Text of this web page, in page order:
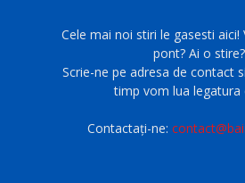
Cele mai noi stiri le gasesti aici!
pont? Ai o stire?
Scrie-ne pe adresa de contact
timp vom lua legatura
Contactați-ne: